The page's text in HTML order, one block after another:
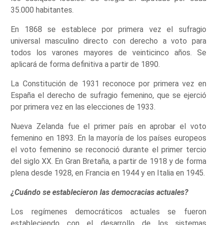
35.000 habitantes.
En 1868 se establece por primera vez el sufragio
universal masculino directo con derecho a voto para
todos los varones mayores de veinticinco años. Se
aplicará de forma definitiva a partir de 1890.
La Constitución de 1931 reconoce por primera vez en
España el derecho de sufragio femenino, que se ejerció
por primera vez en las elecciones de 1933.
Nueva Zelanda fue el primer país en aprobar el voto
femenino en 1893. En la mayoría de los países europeos
el voto femenino se reconoció durante el primer tercio
del siglo XX. En Gran Bretaña, a partir de 1918 y de forma
plena desde 1928, en Francia en 1944 y en Italia en 1945.
¿Cuándo se establecieron las democracias actuales?
Los regímenes democráticos actuales se fueron
estableciendo con el desarrollo de los sistemas